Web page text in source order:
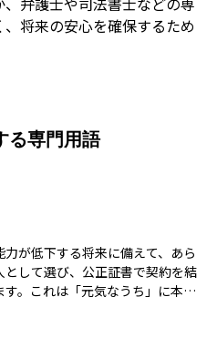
将来の安心を確保するため
る専門用語
が低下する将来に備えて、あら
して選び、公正証書で契約を結
。これは「元気なうち」に本人